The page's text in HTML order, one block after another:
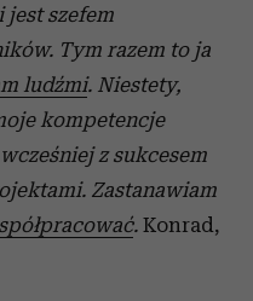
szefem
Tym razem to ja
ludźmi. Niestety,
kompetencje
z sukcesem
Zastanawiam
. Konrad,